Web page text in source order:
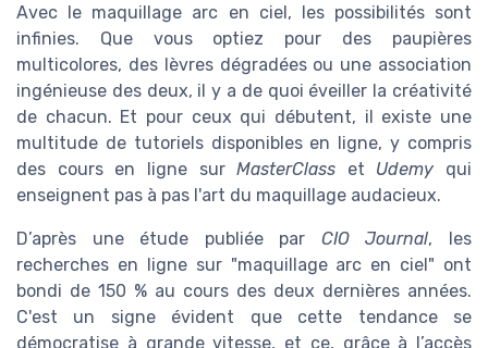
Avec le maquillage arc en ciel, les possibilités sont
infinies. Que vous optiez pour des paupières
multicolores, des lèvres dégradées ou une association
ingénieuse des deux, il y a de quoi éveiller la créativité
de chacun. Et pour ceux qui débutent, il existe une
multitude de tutoriels disponibles en ligne, y compris
des cours en ligne surMasterClass et Udemy qui
enseignent pas à pas l'art du maquillage audacieux.
D’après une étude publiée par CIO Journal, les
recherches en ligne sur "maquillage arc en ciel" ont
bondi de 150 % au cours des deux dernières années.
C'est un signe évident que cette tendance se
démocratise à grande vitesse, et ce, grâce à l’accès